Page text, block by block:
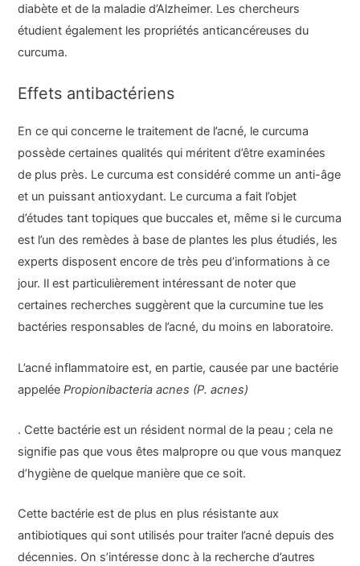
diabète et de la maladie d’Alzheimer. Les chercheurs
étudient également les propriétés anticancéreuses du
curcuma.
Effets antibactériens
En ce qui concerne le traitement de l’acné, le curcuma
possède certaines qualités qui méritent d’être examinées
de plus près. Le curcuma est considéré comme un anti-âge
et un puissant antioxydant. Le curcuma a fait l’objet
d’études tant topiques que buccales et, même si le curcuma
est l’un des remèdes à base de plantes les plus étudiés, les
experts disposent encore de très peu d’informations à ce
jour. Il est particulièrement intéressant de noter que
certaines recherches suggèrent que la curcumine tue les
bactéries responsables de l’acné, du moins en laboratoire.
L’acné inflammatoire est, en partie, causée par une bactérie
appeléePropionibacteria acnes (P. acnes)
. Cette bactérie est un résident normal de la peau ; cela ne
signifie pas que vous êtes malpropre ou que vous manquez
d’hygiène de quelque manière que ce soit.
Cette bactérie est de plus en plus résistante aux
antibiotiques qui sont utilisés pour traiter l’acné depuis des
décennies. On s’intéresse donc à la recherche d’autres